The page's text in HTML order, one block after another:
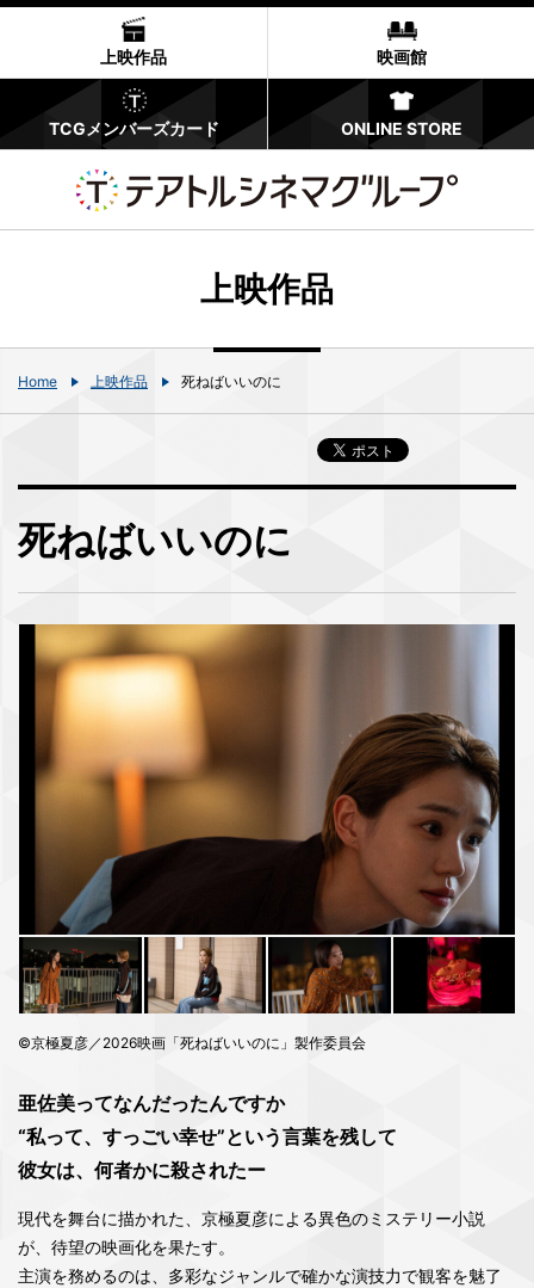
上映作品 映画館
TCGメンバーズカード ONLINE STORE
上映作品
Home 上映作品 死ねばいいのに
死ねばいいのに
©京極夏彦／2026映画「死ねばいいのに」製作委員会
亜佐美ってなんだったんですか
“私って、すっごい幸せ”という言葉を残して
彼女は、何者かに殺されたー
現代を舞台に描かれた、京極夏彦による異色のミステリー小説
が、待望の映画化を果たす。
主演を務めるのは、多彩なジャンルで確かな演技力で観客を魅了